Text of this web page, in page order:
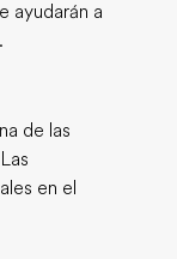
ayudarán a
de las
en el